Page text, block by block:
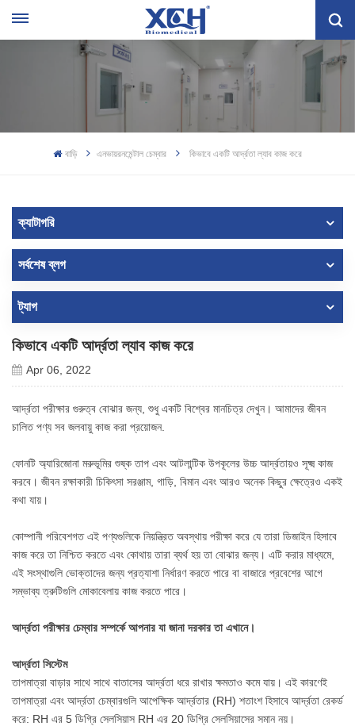
বাড়ি এনভায়রনমেন্টাল চেম্বার কিভাবে একটি আর্দ্রতা ল্যাব কাজ করে
ক্যাটাগরি
সর্বশেষ ব্লগ
ট্যাগ
কিভাবে একটি আর্দ্রতা ল্যাব কাজ করে
Apr 06, 2022
আর্দ্রতা পরীক্ষার গুরুত্ব বোঝার জন্য, শুধু একটি বিশ্বের মানচিত্র দেখুন। আমাদের জীবন
চালিত পণ্য সব জলবায়ু কাজ করা প্রয়োজন.
ফোনটি অ্যারিজোনা মরুভূমির শুষ্ক তাপ এবং আটলান্টিক উপকূলের উচ্চ আর্দ্রতায়ও সূক্ষ্ম কাজ
করবে। জীবন রক্ষাকারী চিকিৎসা সরঞ্জাম, গাড়ি, বিমান এবং আরও অনেক কিছুর ক্ষেত্রেও একই
কথা যায়।
কোম্পানী পরিবেশগত এই পণ্যগুলিকে নিয়ন্ত্রিত অবস্থায় পরীক্ষা করে যে তারা ডিজাইন হিসাবে
কাজ করে তা নিশ্চিত করতে এবং কোথায় তারা ব্যর্থ হয় তা বোঝার জন্য। এটি করার মাধ্যমে,
এই সংস্থাগুলি ভোক্তাদের জন্য প্রত্যাশা নির্ধারণ করতে পারে বা বাজারে প্রবেশের আগে
সম্ভাব্য ত্রুটিগুলি মোকাবেলায় কাজ করতে পারে।
আর্দ্রতা পরীক্ষার চেম্বার সম্পর্কে আপনার যা জানা দরকার তা এখানে।
আর্দ্রতা সিস্টেম
তাপমাত্রা বাড়ার সাথে সাথে বাতাসের আর্দ্রতা ধরে রাখার ক্ষমতাও কমে যায়। এই কারণেই
তাপমাত্রা এবং আর্দ্রতা চেম্বারগুলি আপেক্ষিক আর্দ্রতার (RH) শতাংশ হিসাবে আর্দ্রতা রেকর্ড
করে: RH এর 5 ডিগ্রি সেলসিয়াস RH এর 20 ডিগ্রি সেলসিয়াসের সমান নয়।